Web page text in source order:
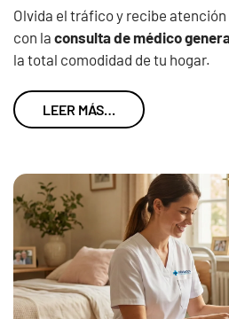
Olvida el tráfico y recibe
con la consulta de médico
la total comodidad de tu hogar.
LEER MÁS…